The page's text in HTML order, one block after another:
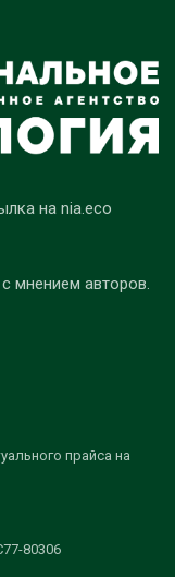
на nia.eco
мнением авторов.
прайса на
80306